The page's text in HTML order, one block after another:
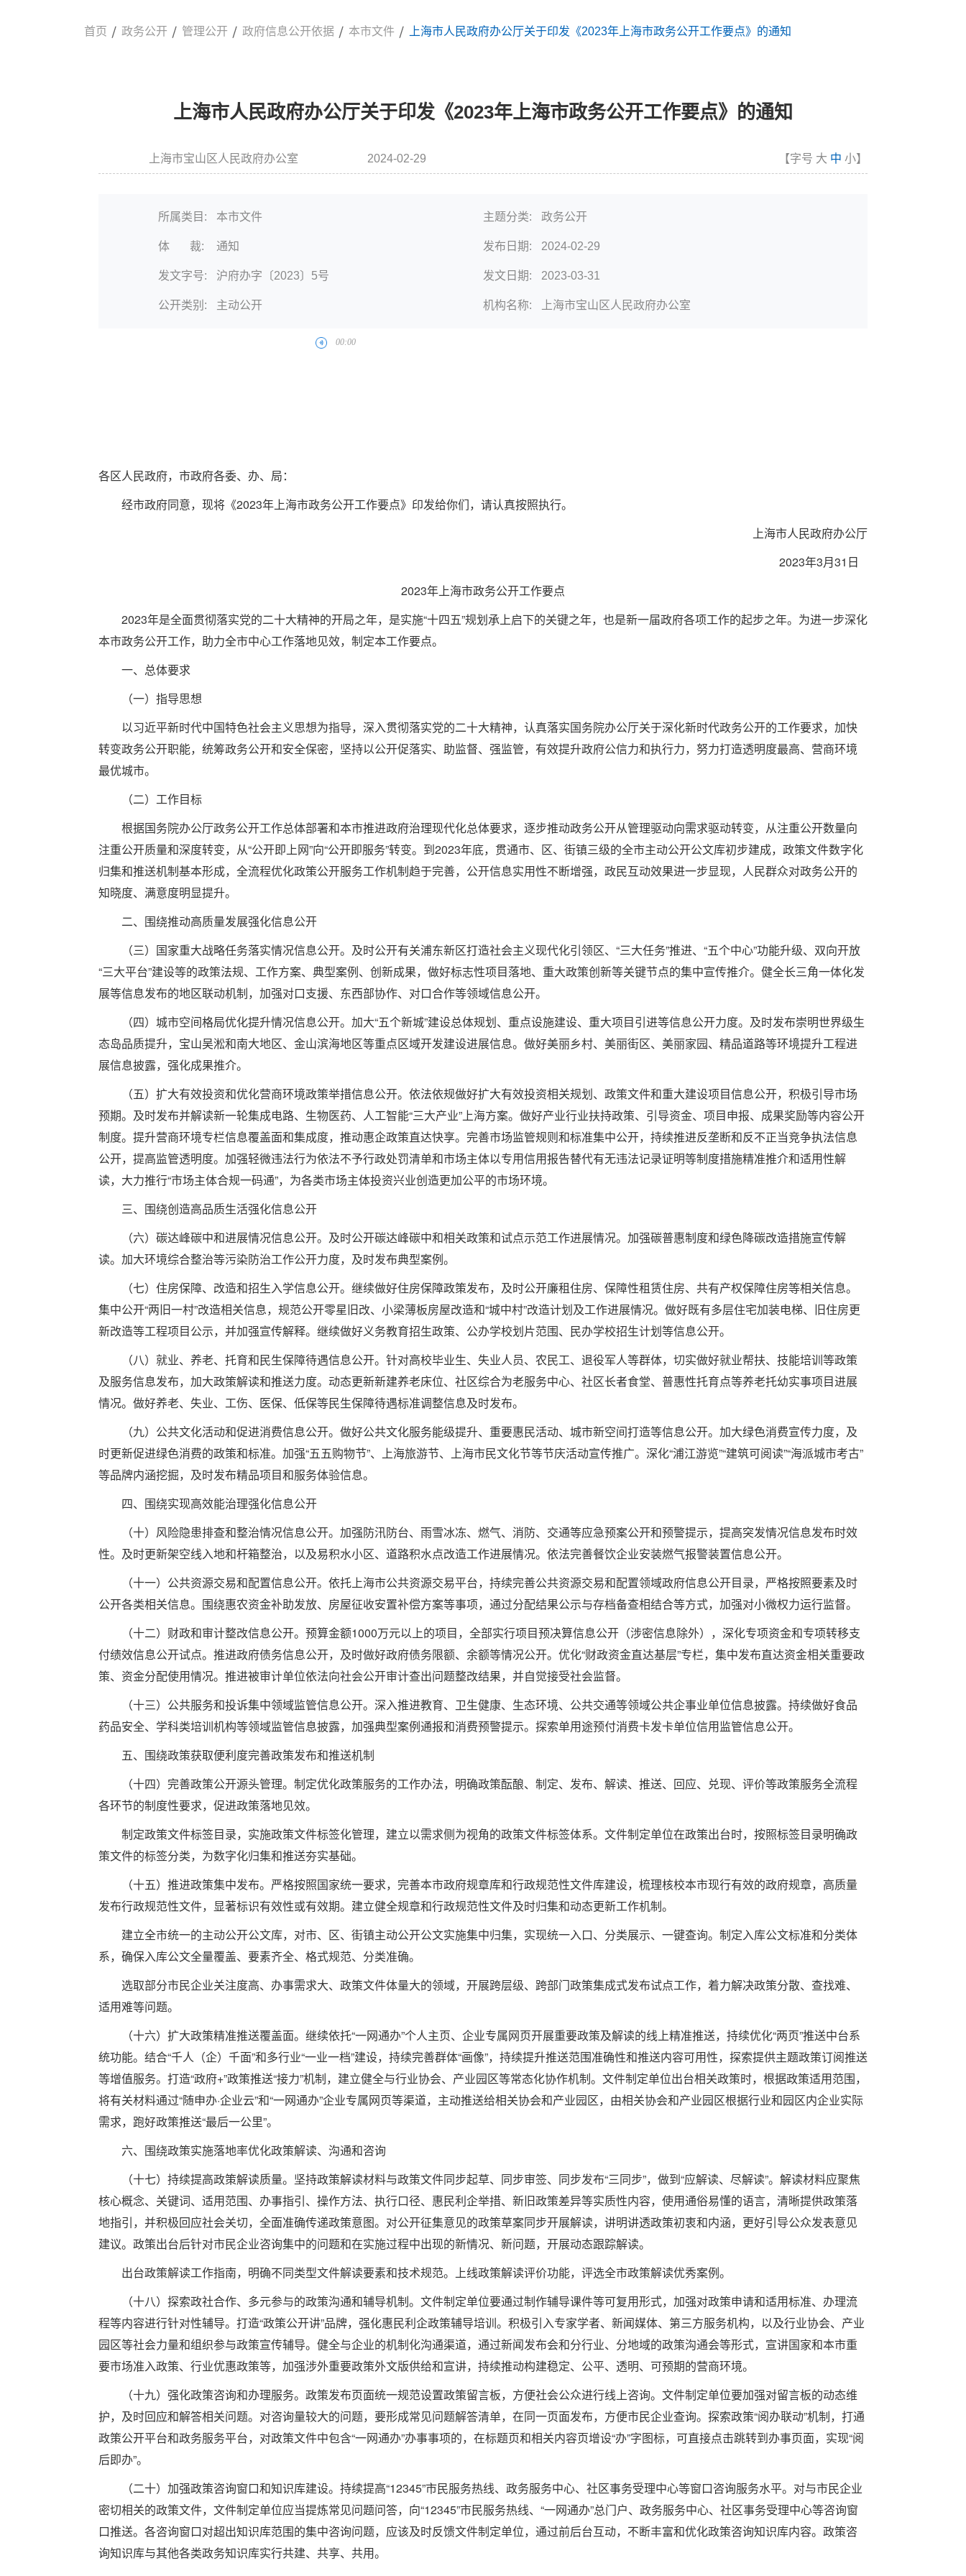
首页 政务公开 管理公开 政府信息公开依据 本市文件 上海市人民政府办公厅关于印发《2023年上海市政务公开工作要点》的通知
上海市人民政府办公厅关于印发《2023年上海市政务公开工作要点》的通知
上海市宝山区人民政府办公室 2024-02-29 【字号 大 中 小】
所属类目: 本市文件 主题分类: 政务公开
体 裁: 通知 发布日期: 2024-02-29
发文字号: 沪府办字〔2023〕5号 发文日期: 2023-03-31
公开类别: 主动公开 机构名称: 上海市宝山区人民政府办公室
各区人民政府，市政府各委、办、局：
经市政府同意，现将《2023年上海市政务公开工作要点》印发给你们，请认真按照执行。
上海市人民政府办公厅
2023年3月31日
2023年上海市政务公开工作要点
2023年是全面贯彻落实党的二十大精神的开局之年，是实施“十四五”规划承上启下的关键之年，也是新一届政府各项工作的起步之年。为进一步深化
本市政务公开工作，助力全市中心工作落地见效，制定本工作要点。
一、总体要求
（一）指导思想
以习近平新时代中国特色社会主义思想为指导，深入贯彻落实党的二十大精神，认真落实国务院办公厅关于深化新时代政务公开的工作要求，加快
转变政务公开职能，统筹政务公开和安全保密，坚持以公开促落实、助监督、强监管，有效提升政府公信力和执行力，努力打造透明度最高、营商环境
最优城市。
（二）工作目标
根据国务院办公厅政务公开工作总体部署和本市推进政府治理现代化总体要求，逐步推动政务公开从管理驱动向需求驱动转变，从注重公开数量向
注重公开质量和深度转变，从“公开即上网”向“公开即服务”转变。到2023年底，贯通市、区、街镇三级的全市主动公开公文库初步建成，政策文件数字化
归集和推送机制基本形成，全流程优化政策公开服务工作机制趋于完善，公开信息实用性不断增强，政民互动效果进一步显现，人民群众对政务公开的
知晓度、满意度明显提升。
二、围绕推动高质量发展强化信息公开
（三）国家重大战略任务落实情况信息公开。及时公开有关浦东新区打造社会主义现代化引领区、“三大任务”推进、“五个中心”功能升级、双向开放
“三大平台”建设等的政策法规、工作方案、典型案例、创新成果，做好标志性项目落地、重大政策创新等关键节点的集中宣传推介。健全长三角一体化发
展等信息发布的地区联动机制，加强对口支援、东西部协作、对口合作等领域信息公开。
（四）城市空间格局优化提升情况信息公开。加大“五个新城”建设总体规划、重点设施建设、重大项目引进等信息公开力度。及时发布崇明世界级生
态岛品质提升，宝山吴淞和南大地区、金山滨海地区等重点区域开发建设进展信息。做好美丽乡村、美丽街区、美丽家园、精品道路等环境提升工程进
展信息披露，强化成果推介。
（五）扩大有效投资和优化营商环境政策举措信息公开。依法依规做好扩大有效投资相关规划、政策文件和重大建设项目信息公开，积极引导市场
预期。及时发布并解读新一轮集成电路、生物医药、人工智能“三大产业”上海方案。做好产业行业扶持政策、引导资金、项目申报、成果奖励等内容公开
制度。提升营商环境专栏信息覆盖面和集成度，推动惠企政策直达快享。完善市场监管规则和标准集中公开，持续推进反垄断和反不正当竞争执法信息
公开，提高监管透明度。加强轻微违法行为依法不予行政处罚清单和市场主体以专用信用报告替代有无违法记录证明等制度措施精准推介和适用性解
读，大力推行“市场主体合规一码通”，为各类市场主体投资兴业创造更加公平的市场环境。
三、围绕创造高品质生活强化信息公开
（六）碳达峰碳中和进展情况信息公开。及时公开碳达峰碳中和相关政策和试点示范工作进展情况。加强碳普惠制度和绿色降碳改造措施宣传解
读。加大环境综合整治等污染防治工作公开力度，及时发布典型案例。
（七）住房保障、改造和招生入学信息公开。继续做好住房保障政策发布，及时公开廉租住房、保障性租赁住房、共有产权保障住房等相关信息。
集中公开“两旧一村”改造相关信息，规范公开零星旧改、小梁薄板房屋改造和“城中村”改造计划及工作进展情况。做好既有多层住宅加装电梯、旧住房更
新改造等工程项目公示，并加强宣传解释。继续做好义务教育招生政策、公办学校划片范围、民办学校招生计划等信息公开。
（八）就业、养老、托育和民生保障待遇信息公开。针对高校毕业生、失业人员、农民工、退役军人等群体，切实做好就业帮扶、技能培训等政策
及服务信息发布，加大政策解读和推送力度。动态更新新建养老床位、社区综合为老服务中心、社区长者食堂、普惠性托育点等养老托幼实事项目进展
情况。做好养老、失业、工伤、医保、低保等民生保障待遇标准调整信息及时发布。
（九）公共文化活动和促进消费信息公开。做好公共文化服务能级提升、重要惠民活动、城市新空间打造等信息公开。加大绿色消费宣传力度，及
时更新促进绿色消费的政策和标准。加强“五五购物节”、上海旅游节、上海市民文化节等节庆活动宣传推广。深化“浦江游览”“建筑可阅读”“海派城市考古”
等品牌内涵挖掘，及时发布精品项目和服务体验信息。
四、围绕实现高效能治理强化信息公开
（十）风险隐患排查和整治情况信息公开。加强防汛防台、雨雪冰冻、燃气、消防、交通等应急预案公开和预警提示，提高突发情况信息发布时效
性。及时更新架空线入地和杆箱整治，以及易积水小区、道路积水点改造工作进展情况。依法完善餐饮企业安装燃气报警装置信息公开。
（十一）公共资源交易和配置信息公开。依托上海市公共资源交易平台，持续完善公共资源交易和配置领域政府信息公开目录，严格按照要素及时
公开各类相关信息。围绕惠农资金补助发放、房屋征收安置补偿方案等事项，通过分配结果公示与存档备查相结合等方式，加强对小微权力运行监督。
（十二）财政和审计整改信息公开。预算金额1000万元以上的项目，全部实行项目预决算信息公开（涉密信息除外），深化专项资金和专项转移支
付绩效信息公开试点。推进政府债务信息公开，及时做好政府债务限额、余额等情况公开。优化“财政资金直达基层”专栏，集中发布直达资金相关重要政
策、资金分配使用情况。推进被审计单位依法向社会公开审计查出问题整改结果，并自觉接受社会监督。
（十三）公共服务和投诉集中领域监管信息公开。深入推进教育、卫生健康、生态环境、公共交通等领域公共企事业单位信息披露。持续做好食品
药品安全、学科类培训机构等领域监管信息披露，加强典型案例通报和消费预警提示。探索单用途预付消费卡发卡单位信用监管信息公开。
五、围绕政策获取便利度完善政策发布和推送机制
（十四）完善政策公开源头管理。制定优化政策服务的工作办法，明确政策酝酿、制定、发布、解读、推送、回应、兑现、评价等政策服务全流程
各环节的制度性要求，促进政策落地见效。
制定政策文件标签目录，实施政策文件标签化管理，建立以需求侧为视角的政策文件标签体系。文件制定单位在政策出台时，按照标签目录明确政
策文件的标签分类，为数字化归集和推送夯实基础。
（十五）推进政策集中发布。严格按照国家统一要求，完善本市政府规章库和行政规范性文件库建设，梳理核校本市现行有效的政府规章，高质量
发布行政规范性文件，显著标识有效性或有效期。建立健全规章和行政规范性文件及时归集和动态更新工作机制。
建立全市统一的主动公开公文库，对市、区、街镇主动公开公文实施集中归集，实现统一入口、分类展示、一键查询。制定入库公文标准和分类体
系，确保入库公文全量覆盖、要素齐全、格式规范、分类准确。
选取部分市民企业关注度高、办事需求大、政策文件体量大的领域，开展跨层级、跨部门政策集成式发布试点工作，着力解决政策分散、查找难、
适用难等问题。
（十六）扩大政策精准推送覆盖面。继续依托“一网通办”个人主页、企业专属网页开展重要政策及解读的线上精准推送，持续优化“两页”推送中台系
统功能。结合“千人（企）千面”和多行业“一业一档”建设，持续完善群体“画像”，持续提升推送范围准确性和推送内容可用性，探索提供主题政策订阅推送
等增值服务。打造“政府+”政策推送“接力”机制，建立健全与行业协会、产业园区等常态化协作机制。文件制定单位出台相关政策时，根据政策适用范围，
将有关材料通过“随申办·企业云”和“一网通办”企业专属网页等渠道，主动推送给相关协会和产业园区，由相关协会和产业园区根据行业和园区内企业实际
需求，跑好政策推送“最后一公里”。
六、围绕政策实施落地率优化政策解读、沟通和咨询
（十七）持续提高政策解读质量。坚持政策解读材料与政策文件同步起草、同步审签、同步发布“三同步”，做到“应解读、尽解读”。解读材料应聚焦
核心概念、关键词、适用范围、办事指引、操作方法、执行口径、惠民利企举措、新旧政策差异等实质性内容，使用通俗易懂的语言，清晰提供政策落
地指引，并积极回应社会关切，全面准确传递政策意图。对公开征集意见的政策草案同步开展解读，讲明讲透政策初衷和内涵，更好引导公众发表意见
建议。政策出台后针对市民企业咨询集中的问题和在实施过程中出现的新情况、新问题，开展动态跟踪解读。
出台政策解读工作指南，明确不同类型文件解读要素和技术规范。上线政策解读评价功能，评选全市政策解读优秀案例。
（十八）探索政社合作、多元参与的政策沟通和辅导机制。文件制定单位要通过制作辅导课件等可复用形式，加强对政策申请和适用标准、办理流
程等内容进行针对性辅导。打造“政策公开讲”品牌，强化惠民利企政策辅导培训。积极引入专家学者、新闻媒体、第三方服务机构，以及行业协会、产业
园区等社会力量和组织参与政策宣传辅导。健全与企业的机制化沟通渠道，通过新闻发布会和分行业、分地域的政策沟通会等形式，宣讲国家和本市重
要市场准入政策、行业优惠政策等，加强涉外重要政策外文版供给和宣讲，持续推动构建稳定、公平、透明、可预期的营商环境。
（十九）强化政策咨询和办理服务。政策发布页面统一规范设置政策留言板，方便社会公众进行线上咨询。文件制定单位要加强对留言板的动态维
护，及时回应和解答相关问题。对咨询量较大的问题，要形成常见问题解答清单，在同一页面发布，方便市民企业查询。探索政策“阅办联动”机制，打通
政策公开平台和政务服务平台，对政策文件中包含“一网通办”办事事项的，在标题页和相关内容页增设“办”字图标，可直接点击跳转到办事页面，实现“阅
后即办”。
（二十）加强政策咨询窗口和知识库建设。持续提高“12345”市民服务热线、政务服务中心、社区事务受理中心等窗口咨询服务水平。对与市民企业
密切相关的政策文件，文件制定单位应当提炼常见问题问答，向“12345”市民服务热线、“一网通办”总门户、政务服务中心、社区事务受理中心等咨询窗
口推送。各咨询窗口对超出知识库范围的集中咨询问题，应该及时反馈文件制定单位，通过前后台互动，不断丰富和优化政策咨询知识库内容。政策咨
询知识库与其他各类政务知识库实行共建、共享、共用。